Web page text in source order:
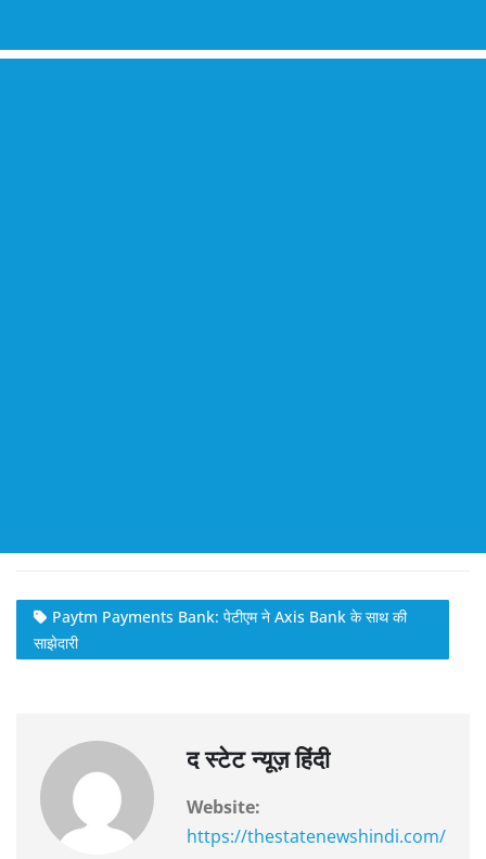
Paytm Payments Bank: पेटीएम ने Axis Bank के साथ की
साझेदारी
द स्टेट न्यूज़ हिंदी
Website:
https://thestatenewshindi.com/